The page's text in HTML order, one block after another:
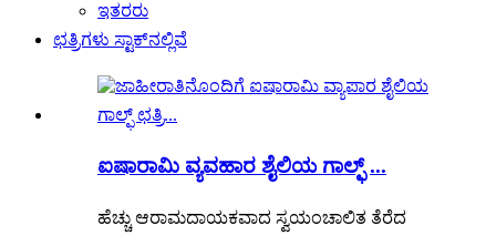
ಇತರರು
ಛತ್ರಿಗಳು ಸ್ಟಾಕ್‌ನಲ್ಲಿವೆ
ಐಷಾರಾಮಿ ವ್ಯವಹಾರ ಶೈಲಿಯ ಗಾಲ್ಫ್ ...
ಹೆಚ್ಚು ಆರಾಮದಾಯಕವಾದ ಸ್ವಯಂಚಾಲಿತ ತೆರೆದ